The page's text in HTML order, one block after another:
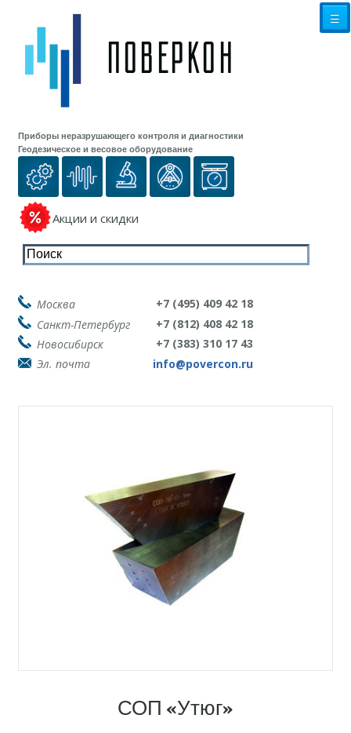
Приборы неразрушающего контроля и диагностики
Геодезическое и весовое оборудование
Акции и скидки
☰
Москва
+7 (495) 409 42 18
Санкт-Петербург
+7 (812) 408 42 18
Новосибирск
+7 (383) 310 17 43
Эл. почта
info@povercon.ru
СОП «Утюг»